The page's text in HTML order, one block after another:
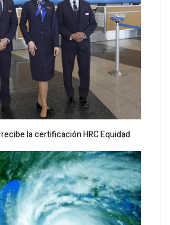
la certificación HRC Equidad